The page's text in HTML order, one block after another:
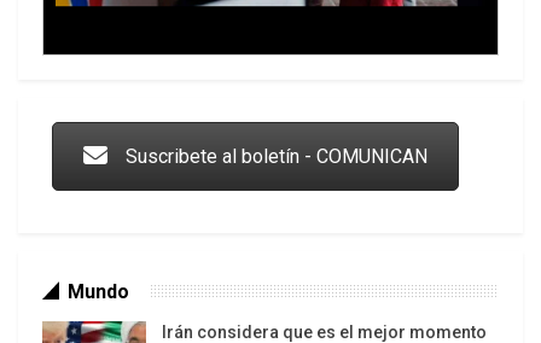
Suscribete al boletín - COMUNICAN
Mundo
Irán considera que es el mejor momento